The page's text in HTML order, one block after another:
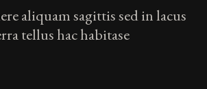
aliquam sagittis sed in lacus
tellus hac habitase